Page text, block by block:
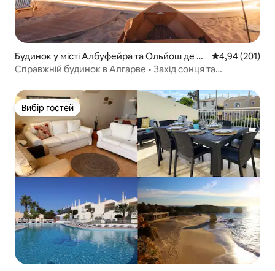
Будинок у місті Албуфейра та Ольйош де Аг
у
Середня
4,94 (201)
Справжній будинок в Алгарве • Захід сонця та
Вибір гостей
Вибір гостей